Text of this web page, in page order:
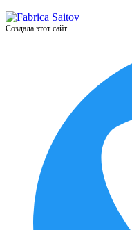
Создала этот сайт